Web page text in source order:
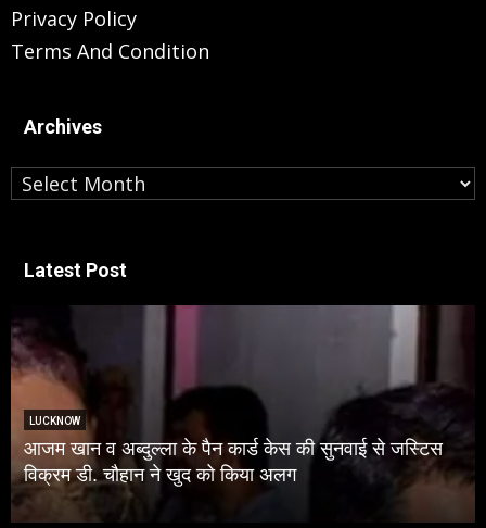
Privacy Policy
Terms And Condition
Archives
Archives
Latest Post
LUCKNOW
यूपी के इकलौते BSP विधायक के अंतिम दर्शन कर बोलीं
मायावती, उमाशंकर सिंह के बेटे को बढ़ाऊंगी राजनीति में आगे